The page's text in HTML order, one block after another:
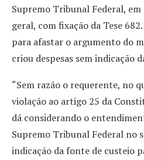
Supremo Tribunal Federal,
geral, com fixação da Tese
para afastar o argumento do
criou despesas sem indicação
“Sem razão o requerente, no
violação ao artigo 25 da
dá considerando o
Supremo Tribunal Federal no
indicação da fonte de custeio